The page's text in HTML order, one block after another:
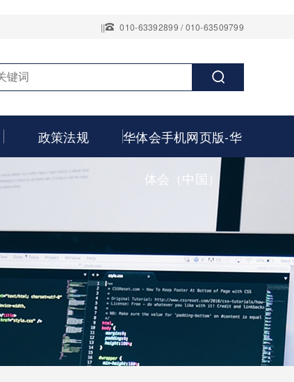
|| 010-63392899 / 010-63509799
政策法规 华体会手机网页版-华
体会（中国）